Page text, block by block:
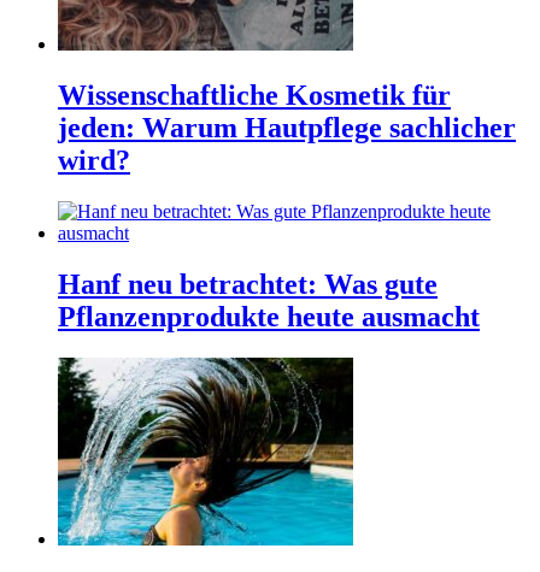
Wissenschaftliche Kosmetik für
jeden: Warum Hautpflege sachlicher
wird?
Hanf neu betrachtet: Was gute
Pflanzenprodukte heute ausmacht